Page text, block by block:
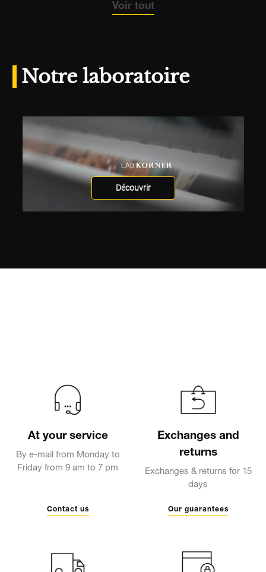
Voir tout
Notre laboratoire
Découvrir
At your service
By e-mail from Monday to
Friday from 9 am to 7 pm
Contact us
Exchanges and
returns
Exchanges & returns for 15
days
Our guarantees